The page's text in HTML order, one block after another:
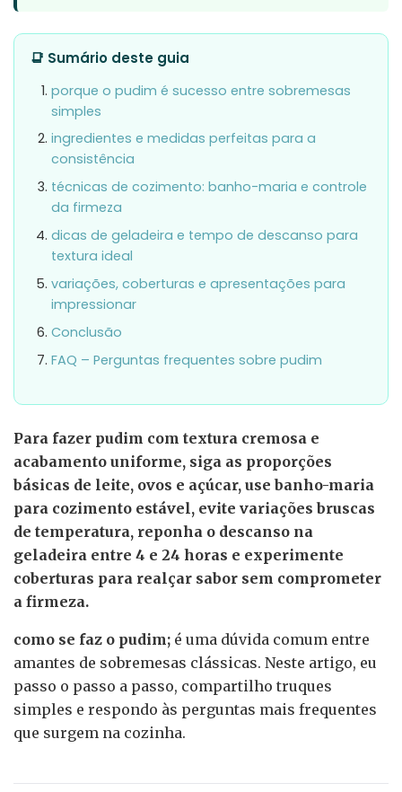
📑 Sumário deste guia
porque o pudim é sucesso entre sobremesas
simples
ingredientes e medidas perfeitas para a
consistência
técnicas de cozimento: banho-maria e controle
da firmeza
dicas de geladeira e tempo de descanso para
textura ideal
variações, coberturas e apresentações para
impressionar
Conclusão
FAQ – Perguntas frequentes sobre pudim
Para fazer pudim com textura cremosa e
acabamento uniforme, siga as proporções
básicas de leite, ovos e açúcar, use banho-maria
para cozimento estável, evite variações bruscas
de temperatura, reponha o descanso na
geladeira entre 4 e 24 horas e experimente
coberturas para realçar sabor sem comprometer
a firmeza.
como se faz o pudim; é uma dúvida comum entre
amantes de sobremesas clássicas. Neste artigo, eu
passo o passo a passo, compartilho truques
simples e respondo às perguntas mais frequentes
que surgem na cozinha.